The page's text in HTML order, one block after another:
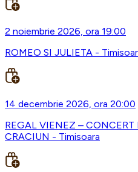
2 noiembrie 2026, ora 19:00
ROMEO SI JULIETA -
14 decembrie 2026, ora 20:00
REGAL VIENEZ – CONCERT
CRACIUN - Timisoara